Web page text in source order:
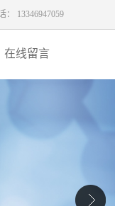
： 13346947059
在线留言